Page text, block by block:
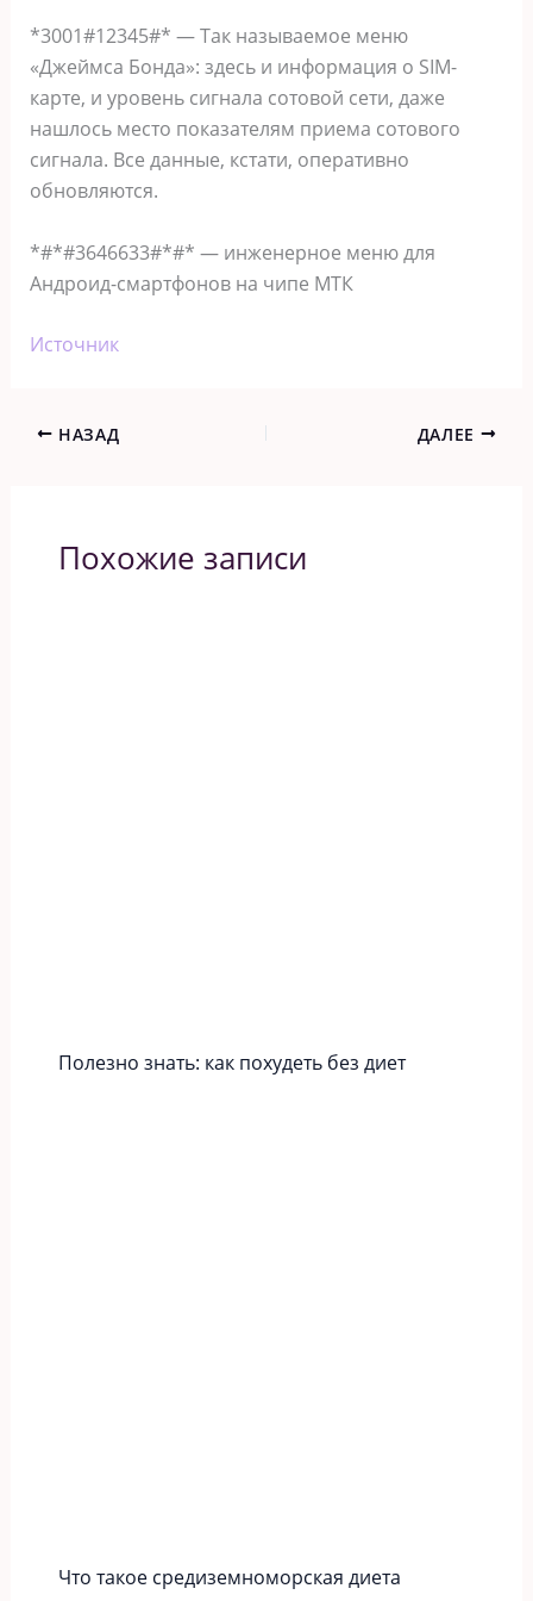
*3001#12345#* — Так называемое меню
«Джеймса Бонда»: здесь и информация о SIM-
карте, и уровень сигнала сотовой сети, даже
нашлось место показателям приема сотового
сигнала. Все данные, кстати, оперативно
обновляются.
*#*#3646633#*#* — инженерное меню для
Андроид-смартфонов на чипе МТК
Источник
НАЗАД ДАЛЕЕ
Похожие записи
Полезно знать: как похудеть без диет
Что такое средиземноморская диета